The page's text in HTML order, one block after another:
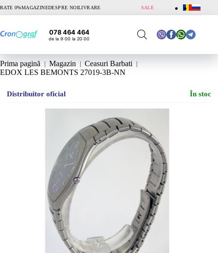
RATE 0%MAGAZINEDESPRE NOILIVRARE SALE
078 464 464
de la 9:00 la 20:00
Prima pagină Magazin
Ceasuri Barbati
EDOX LES BEMONTS 27019-3B-NN
Distribuitor oficial În stoc